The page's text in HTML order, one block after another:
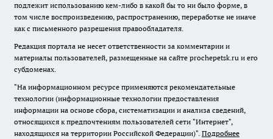
подлежит использованию кем-либо в какой бы то ни было форме, в
том числе воспроизведению, распространению, переработке не иначе
как с письменного разрешения правообладателя.
Редакция портала не несет ответственности за комментарии и
материалы пользователей, размещенные на сайте prochepetsk.ru и его
субдоменах.
"На информационном ресурсе применяются рекомендательные
технологии (информационные технологии предоставления
информации на основе сбора, систематизации и анализа сведений,
относящихся к предпочтениям пользователей сети "Интернет",
находящихся на территории Российской Федерации)". Подробнее